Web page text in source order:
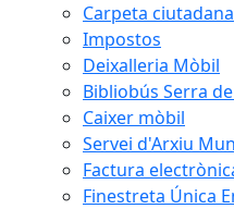
Carpeta ciutadana
Impostos
Deixalleria Mòbil
Bibliobús Serra
Caixer mòbil
Servei d'Arxiu
Factura
Finestreta Única